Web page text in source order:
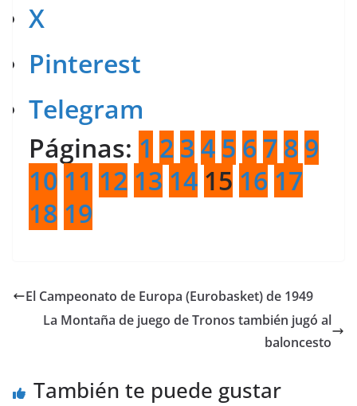
X
Pinterest
Telegram
Páginas: 1 2 3 4 5 6 7 8 9
10 11 12 13 14 15 16 17
18 19
El Campeonato de Europa (Eurobasket) de 1949
La Montaña de juego de Tronos también jugó al
baloncesto
También te puede gustar